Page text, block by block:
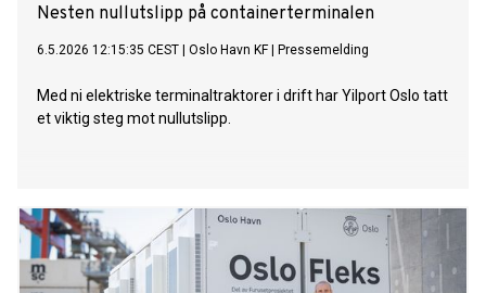
Nesten nullutslipp på containerterminalen
6.5.2026 12:15:35 CEST Oslo Havn KF| Pressemelding
Med ni elektriske terminaltraktorer i drift har Yilport Oslo tatt
et viktig steg mot nullutslipp.